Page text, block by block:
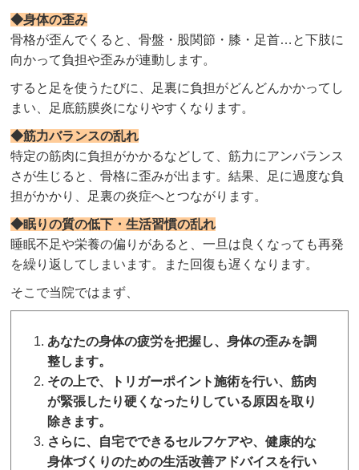
◆身体の歪み
骨格が歪んでくると、骨盤・股関節・膝・足首…と下肢に
向かって負担や歪みが連動します。
すると足を使うたびに、足裏に負担がどんどんかかってし
まい、足底筋膜炎になりやすくなります。
◆筋力バランスの乱れ
特定の筋肉に負担がかかるなどして、筋力にアンバランス
さが生じると、骨格に歪みが出ます。結果、足に過度な負
担がかかり、足裏の炎症へとつながります。
◆眠りの質の低下・生活習慣の乱れ
睡眠不足や栄養の偏りがあると、一旦は良くなっても再発
を繰り返してしまいます。また回復も遅くなります。
そこで当院ではまず、
あなたの身体の疲労を把握し、身体の歪みを調
整します。
その上で、トリガーポイント施術を行い、筋肉
が緊張したり硬くなったりしている原因を取り
除きます。
さらに、自宅でできるセルフケアや、健康的な
身体づくりのための生活改善アドバイスを行い